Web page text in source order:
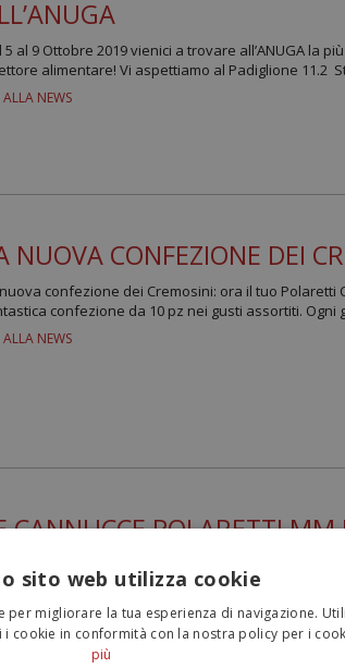
5 al 9 Ottobre 2019 vienici a trovare all’ANUGA la
alimentare! Vi aspettiamo al Padiglione 11.2
NEWS
NUOVA CONFEZIONE DEI
confezione dei Cremosini: ora il tuo Polaretti
confezione da 10 pz nei gusti assortiti. Ogni
NEWS
CANNUCCE POLARETTI
cannucce Polaretti MagicMilk – ideali per la
nel nuovo pack da 7pz: una cannuccia per
NEWS
sito web utilizza cookie
per migliorare la tua esperienza di navigazione.
cookie in conformità con la nostra policy per i
più